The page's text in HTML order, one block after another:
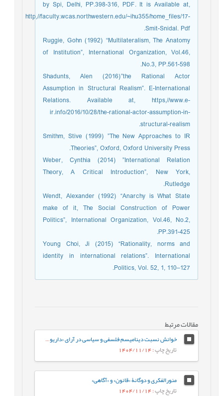
by Spi, Delhi, PP.398-316, PDF. It is Available at,
http,//faculty.wcas.northwestern.edu/~ihu355/home_files/17-
Smit-Snidal. Pdf.
Ruggie, Gohn (1992) “Multilateralism, The Anatomy
of Institution”, International Organization, Vol.46,
No.3, PP.561-598.
Shadunts, Alen (2016)”the Rational Actor
Assumption in Structural Realism”. E-International
Relations. Available at, https,//www.e-
ir.info/2016/10/28/the-rational-actor-assumption-in-
structural-realism.
Smithm, Stive (1999) ”The New Approaches to IR
Theories”, Oxford, Oxford University Press.
Weber, Cynthia (2014) ”International Relation
Theory, A Critical Introduction”, New York,
Rutledge.
Wendt, Alexander (1992) “Anarchy is What State
make of it, The Social Construction of Power
Politics”, International Organization, Vol.46, No.2,
PP.391-425.
Young Choi, Ji (2015) “Rationality, norms and
identity in international relations”. International
Politics, Vol. 52, 1, 110–127.
مقالات مرتبط
خوانش نسبت ديناميسم فلسفی و سیاسی در آرای «داريوش شايگان»
تاریخ چاپ: 1404/11/14
منورالفکری و دوگانۀ «قانون» و «آگاهی»
تاریخ چاپ: 1404/11/14